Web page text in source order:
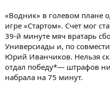
«Водник» в голевом плане
игре «Стартом». Счет мог
39-й минуте мяч вратарь
Универсиады и, по
Юрий Иванчиков. Нельзя
отдал победу*— штрафов
набрала на 75 минут.